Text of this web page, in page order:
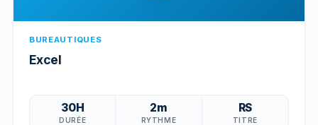
BUREAUTIQUES
Excel
30H
DURÉE
2m
RYTHME
RS
TITRE